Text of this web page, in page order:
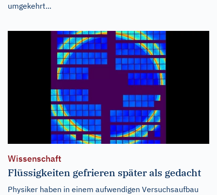
umgekehrt...
Wissenschaft
Flüssigkeiten gefrieren später als gedacht
Physiker haben in einem aufwendigen Versuchsaufbau